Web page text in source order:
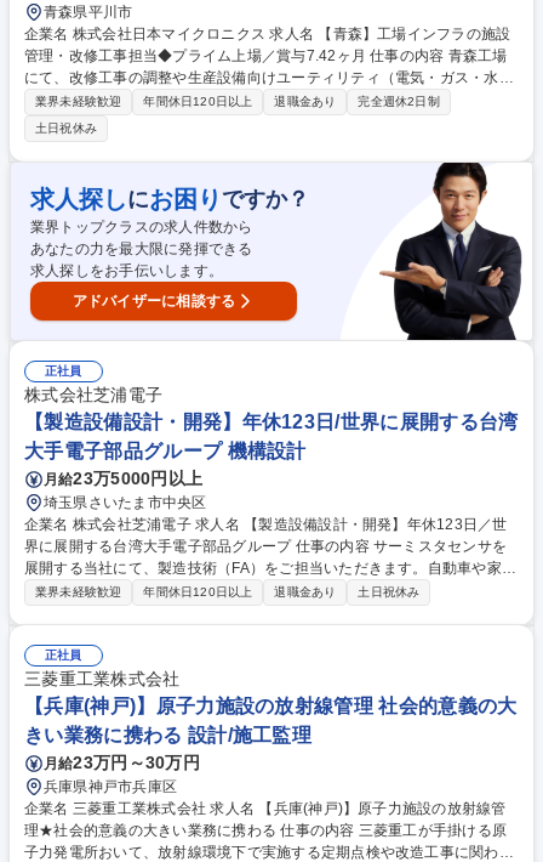
青森県平川市
企業名 株式会社日本マイクロニクス 求人名 【青森】工場インフラの施設
管理・改修工事担当◆プライム上場／賞与7.42ヶ月 仕事の内容 青森工場
にて、改修工事の調整や生産設備向けユーティリティ（電気・ガス・水
等）の供給計画、インフラの維持管理を担当します。工場の安定稼働と高
品質な製造を支える、やりがいのある重要ポジションです。 (1)社内各部
署からの工事依頼・受付対応 (2)設備仕様に基づく用力条件の精査、接続
計画・負荷検討 (3)クリーンルーム内工事の施工条件確認・調整、業者対
応 (4)工場インフラの保全・維持管理、省エネ活動 (5)トラブル時の初動対
応・原因調査 ※入社後は通常勤務ですが、生産状況により将来的に日勤・
夜勤の交代勤務をお願いする場合があります。 募集職種 【青森】工場イ
ンフラの施設管理・改修工事担当◆プライム上場／賞与7.42ヶ月
業界未経験歓迎 年間休日120日以上 退職金あり
完全週休2日制
土日祝休み
求人探しにお困り ですか？
業界トップクラスの求人件数から
あなたの力を最大限に発揮できる
求人探しをお手伝いします。
アドバイザーに相談する
正社員
株式会社芝浦電子
【製造設備設計・開発】年休123日/世界に展開する台湾
大手電子部品グループ 機構設計
月給23万5000円以上
埼玉県さいたま市中央区
企業名 株式会社芝浦電子 求人名 【製造設備設計・開発】年休123日／世
界に展開する台湾大手電子部品グループ 仕事の内容 サーミスタセンサを
展開する当社にて、製造技術（FA）をご担当いただきます。自動車や家電
メーカー向け製品の製造設備を、設計開発から製作・保守まで一貫してご
車・家電業界向け製品ラインの構築 【仕事の魅力】海外拠点の立ち上げに
関わる好機もあり、エンジニアとして市場価値を高められる環境です。 募
集職種 【製造設備設計・開発】年休123日／世界に展開する台湾大手電子
部品グループ
業界未経験歓迎 年間休日120日以上 退職金あり 土日祝休み
正社員
三菱重工業株式会社
【兵庫(神戸)】原子力施設の放射線管理 社会的意義の大
きい業務に携わる 設計/施工監理
月給23万円～30万円
兵庫県神戸市兵庫区
企業名 三菱重工業株式会社 求人名 【兵庫(神戸)】原子力施設の放射線管
理★社会的意義の大きい業務に携わる 仕事の内容 三菱重工が手掛ける原
子力発電所おいて、放射線環境下で実施する定期点検や改造工事に関わる